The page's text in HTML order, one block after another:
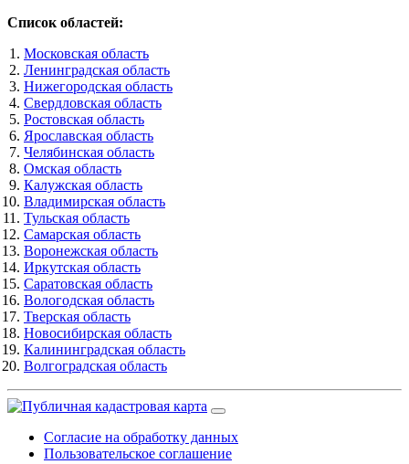
Список областей:
Московская область
Ленинградская область
Нижегородская область
Свердловская область
Ростовская область
Ярославская область
Челябинская область
Омская область
Калужская область
Владимирская область
Тульская область
Самарская область
Воронежская область
Иркутская область
Саратовская область
Вологодская область
Тверская область
Новосибирская область
Калининградская область
Волгоградская область
Согласие на обработку данных
Пользовательское соглашение